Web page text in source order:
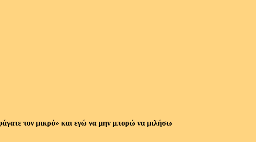
τον μικρό» και εγώ να μην μπορώ να μιλήσω